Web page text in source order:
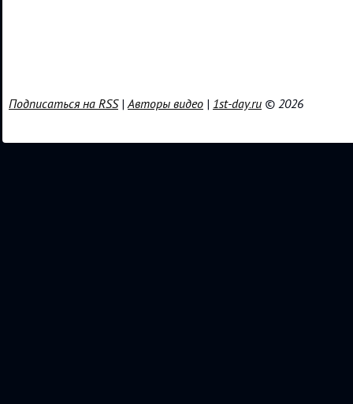
Подписаться на RSS|Авторы видео | 1st-day.ru © 2026